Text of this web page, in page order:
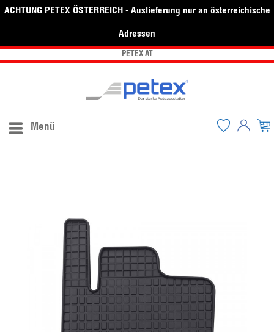
ACHTUNG PETEX ÖSTERREICH - Auslieferung nur an österreichische
Adressen
PETEX AT
Menü